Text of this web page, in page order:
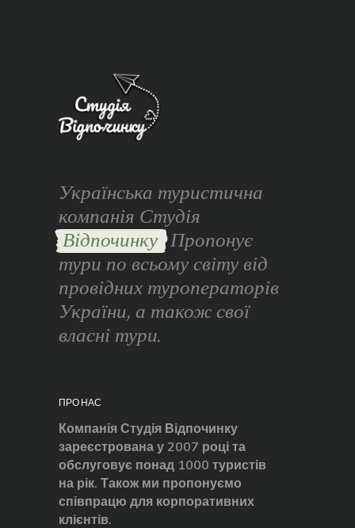
Українська туристична
компанія Студія
Відпочинку Пропонує
тури по всьому світу від
провідних туроператорів
України, а також свої
власні тури.
ПРО НАС
Компанія Студія Відпочинку
зареєстрована у 2007 році та
обслуговує понад 1000 туристів
на рік. Також ми пропонуємо
співпрацю для корпоративних
клієнтів.